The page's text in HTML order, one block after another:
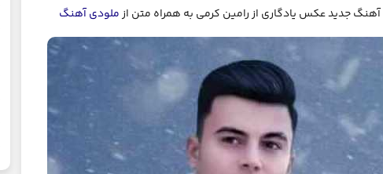
آهنگ جدید عکس یادگاری از رامین کرمی به همراه متن ازملودی آهنگ